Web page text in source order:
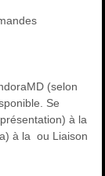
(selon
Se
à la
à la ou Liaison